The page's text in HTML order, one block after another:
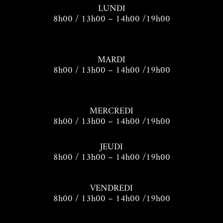
LUNDI
8h00 / 13h00 – 14h00 /19h00
MARDI
8h00 / 13h00 – 14h00 /19h00
MERCREDI
8h00 / 13h00 – 14h00 /19h00
JEUDI
8h00 / 13h00 – 14h00 /19h00
VENDREDI
8h00 / 13h00 – 14h00 /19h00